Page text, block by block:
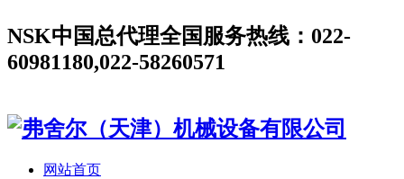
NSK中国总代理全国服务热线：022-
60981180,022-58260571
网站首页